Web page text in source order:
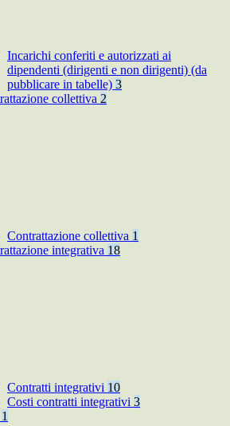
Incarichi conferiti e autorizzati ai
dipendenti (dirigenti e non dirigenti) (da
pubblicare in tabelle) 3
collettiva 2
Contrattazione collettiva 1
integrativa 18
Contratti integrativi 10
Costi contratti integrativi 3
1